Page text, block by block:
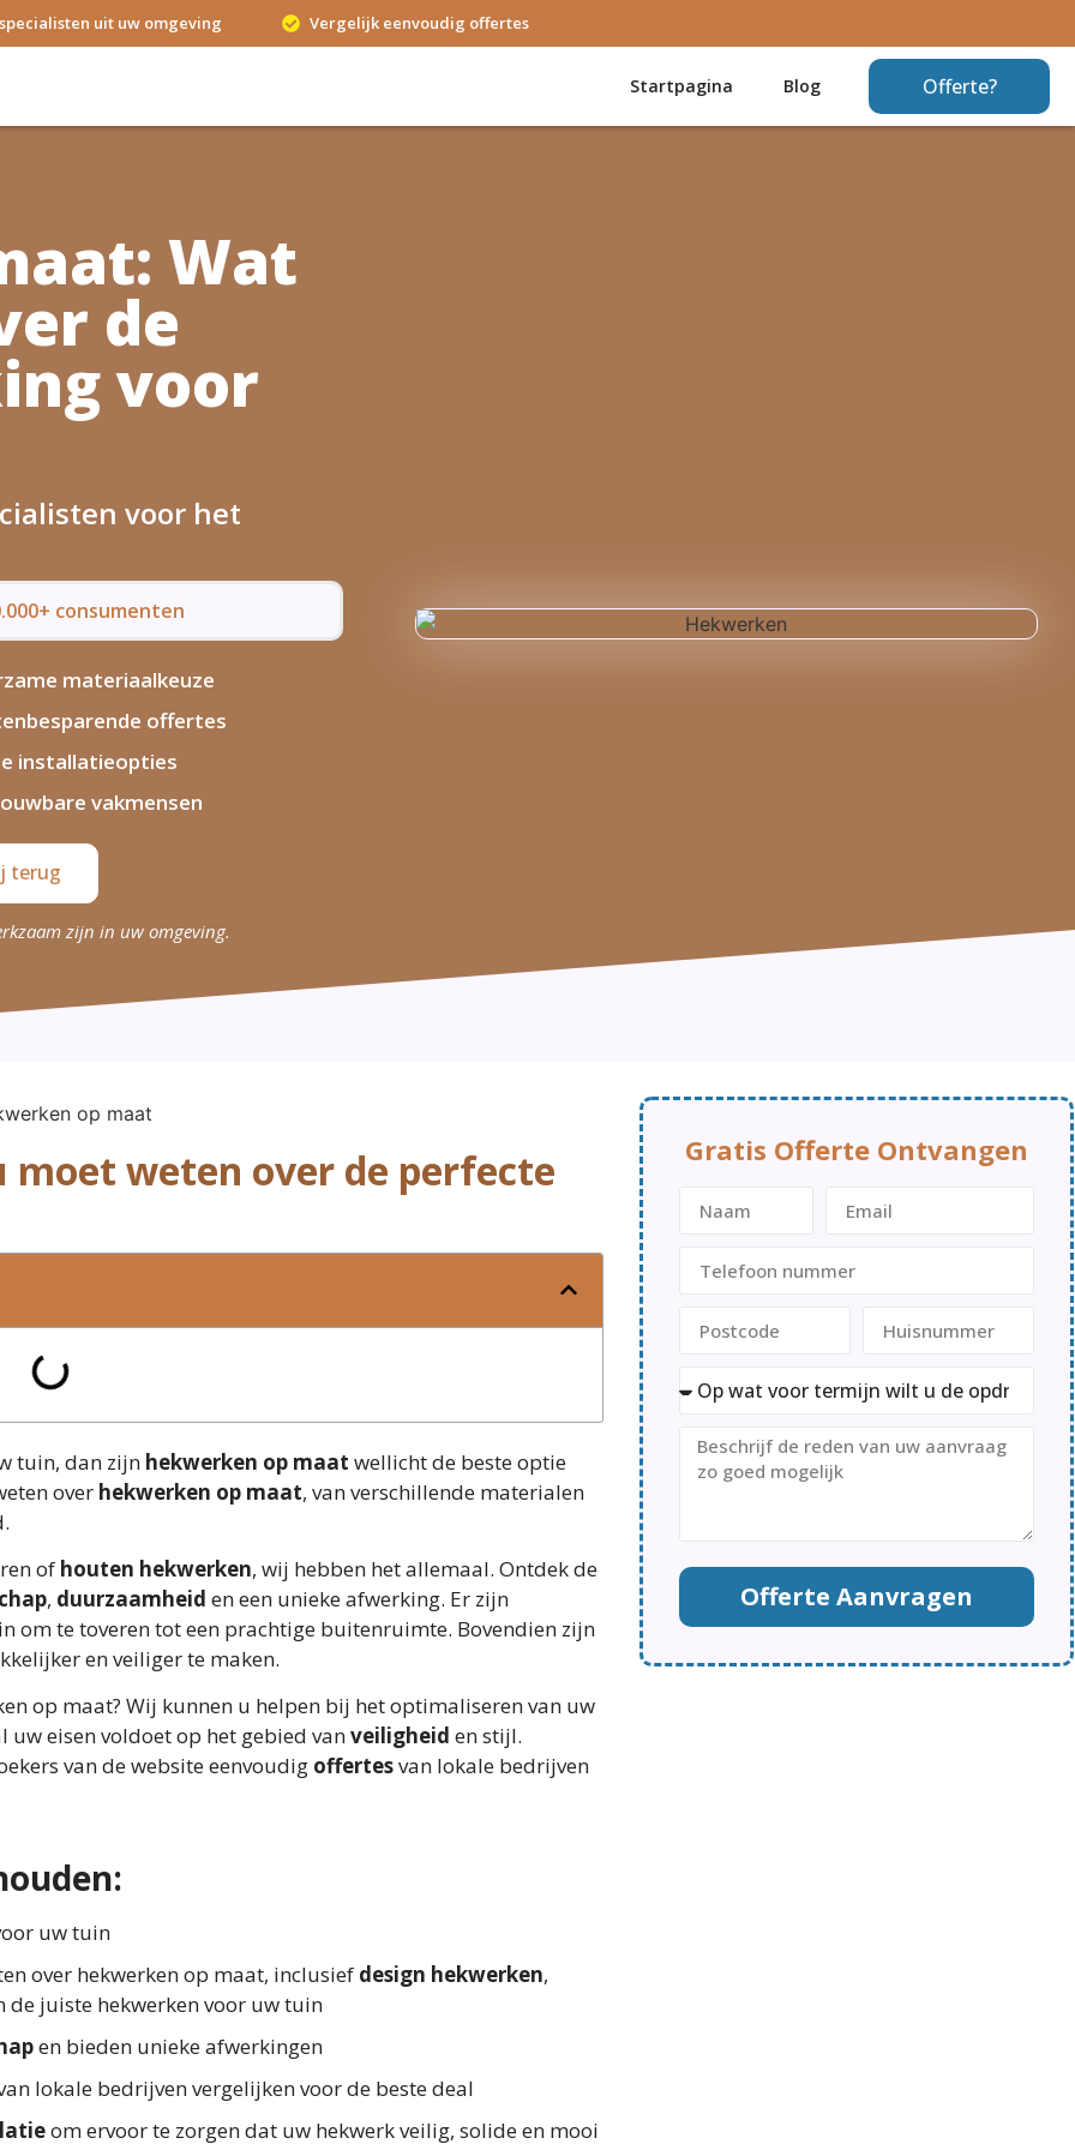
uit uw omgeving Vergelijk eenvoudig offertes
Startpagina Blog Offerte?
Wat
de
voor
voor het
consumenten
materiaalkeuze
offertes
installatieopties
vakmensen
terug
zijn in uw omgeving.
weten over de perfecte
tuin, dan zijn hekwerken op maat wellicht de beste optie
over hekwerken op maat, van verschillende materialen
of houten hekwerken, wij hebben het allemaal. Ontdek de
, duurzaamheid en een unieke afwerking. Er zijn
om te toveren tot een prachtige buitenruimte. Bovendien zijn
en veiliger te maken.
op maat? Wij kunnen u helpen bij het optimaliseren van uw
eisen voldoet op het gebied vanveiligheid en stijl.
van de website eenvoudig offertesvan lokale bedrijven
uw tuin
over hekwerken op maat, inclusief design hekwerken,
de juiste hekwerken voor uw tuin
en bieden unieke afwerkingen
lokale bedrijven vergelijken voor de beste deal
om ervoor te zorgen dat uw hekwerk veilig, solide en mooi
Gratis Offerte Ontvangen
Offerte Aanvragen